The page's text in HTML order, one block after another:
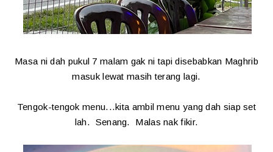
Masa ni dah pukul 7 malam gak ni tapi disebabkan Maghrib
masuk lewat masih terang lagi.
Tengok-tengok menu...kita ambil menu yang dah siap set
lah. Senang. Malas nak fikir.